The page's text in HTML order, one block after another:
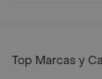
Top Marcas y